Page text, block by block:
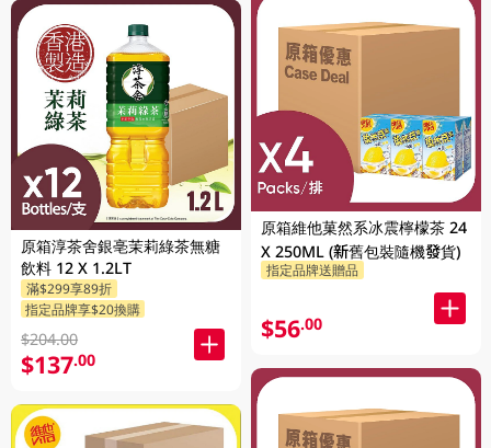
原箱淳茶舍銀亳茉莉綠茶無糖
飲料 12 X 1.2LT
滿$299享89折
指定品牌享$20換購
$204.00
$137.00
原箱維他菓然系冰震檸檬茶 24
X 250ML (新舊包裝隨機發貨)
指定品牌送贈品
$56.00